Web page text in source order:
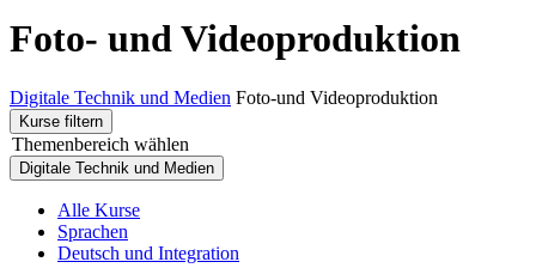
Foto- und Videoproduktion
Digitale Technik und Medien Foto-und Videoproduktion
Kurse filtern
Themenbereich wählen
Digitale Technik und Medien
Alle Kurse
Sprachen
Deutsch und Integration